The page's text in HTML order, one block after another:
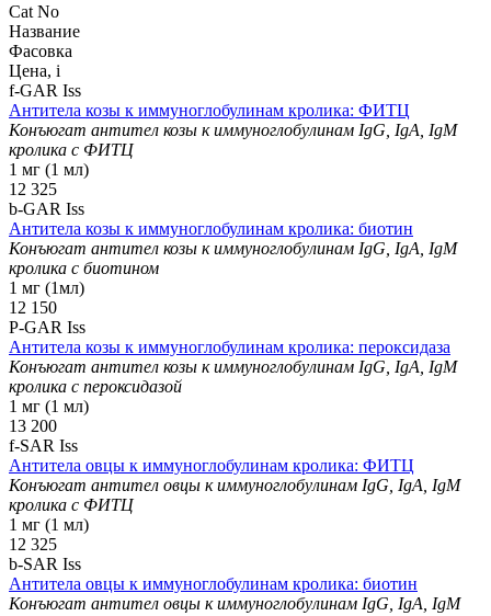
Cat No
Название
Фасовка
Цена, i
f-GAR Iss
Антитела козы к иммуноглобулинам кролика: ФИТЦ
Конъюгат антител козы к иммуноглобулинам IgG, IgA, IgM
кролика с ФИТЦ
1 мг (1 мл)
12 325
b-GAR Iss
Антитела козы к иммуноглобулинам кролика: биотин
Конъюгат антител козы к иммуноглобулинам IgG, IgA, IgM
кролика с биотином
1 мг (1мл)
12 150
P-GAR Iss
Антитела козы к иммуноглобулинам кролика: пероксидаза
Конъюгат антител козы к иммуноглобулинам IgG, IgA, IgM
кролика с пероксидазой
1 мг (1 мл)
13 200
f-SAR Iss
Антитела овцы к иммуноглобулинам кролика: ФИТЦ
Конъюгат антител овцы к иммуноглобулинам IgG, IgA, IgM
кролика с ФИТЦ
1 мг (1 мл)
12 325
b-SAR Iss
Антитела овцы к иммуноглобулинам кролика: биотин
Конъюгат антител овцы к иммуноглобулинам IgG, IgA, IgM